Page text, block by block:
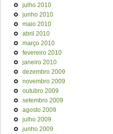
julho 2010
junho 2010
maio 2010
abril 2010
março 2010
fevereiro 2010
janeiro 2010
dezembro 2009
novembro 2009
outubro 2009
setembro 2009
agosto 2009
julho 2009
junho 2009